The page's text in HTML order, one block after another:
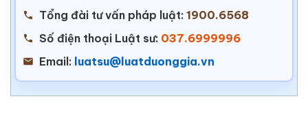
Tổng đài tư vấn pháp luật: 1900.6568
Số điện thoại Luật sư: 037.6999996
Email: luatsu@luatduonggia.vn